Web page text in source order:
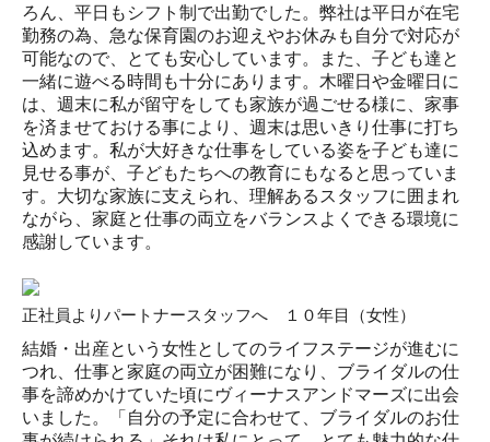
ろん、平日もシフト制で出勤でした。弊社は平日が在宅
勤務の為、急な保育園のお迎えやお休みも自分で対応が
可能なので、とても安心しています。また、子ども達と
一緒に遊べる時間も十分にあります。木曜日や金曜日に
は、週末に私が留守をしても家族が過ごせる様に、家事
を済ませておける事により、週末は思いきり仕事に打ち
込めます。私が大好きな仕事をしている姿を子ども達に
見せる事が、子どもたちへの教育にもなると思っていま
す。大切な家族に支えられ、理解あるスタッフに囲まれ
ながら、家庭と仕事の両立をバランスよくできる環境に
感謝しています。
正社員よりパートナースタッフへ １０年目 （女性）
結婚・出産という女性としてのライフステージが進むに
つれ、仕事と家庭の両立が困難になり、ブライダルの仕
事を諦めかけていた頃にヴィーナスアンドマーズに出会
いました。「自分の予定に合わせて、ブライダルのお仕